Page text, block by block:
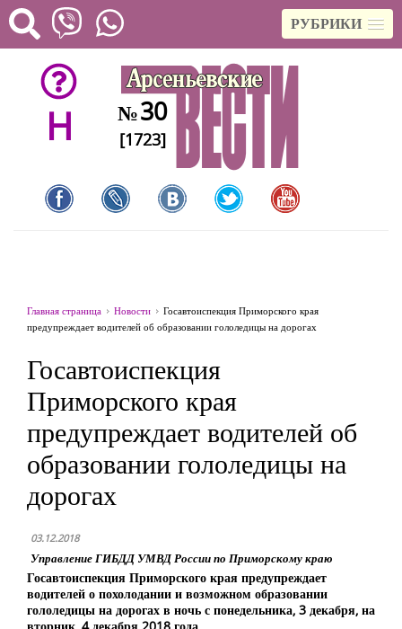
РУБРИКИ
H №30
[1723]
Главная страница Новости
Госавтоиспекция Приморского края
предупреждает водителей об образовании гололедицы на дорогах
Госавтоиспекция
Приморского края
предупреждает водителей об
образовании гололедицы на
дорогах
03.12.2018
Управление ГИБДД УМВД России по Приморскому краю
Госавтоиспекция Приморского края предупреждает
водителей о похолодании и возможном образовании
гололедицы на дорогах в ночь с понедельника, 3 декабря, на